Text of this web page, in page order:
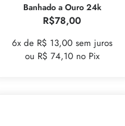
Banhado a Ouro 24k
R$78,00
6x de R$ 13,00 sem juros
ou R$ 74,10 no Pix